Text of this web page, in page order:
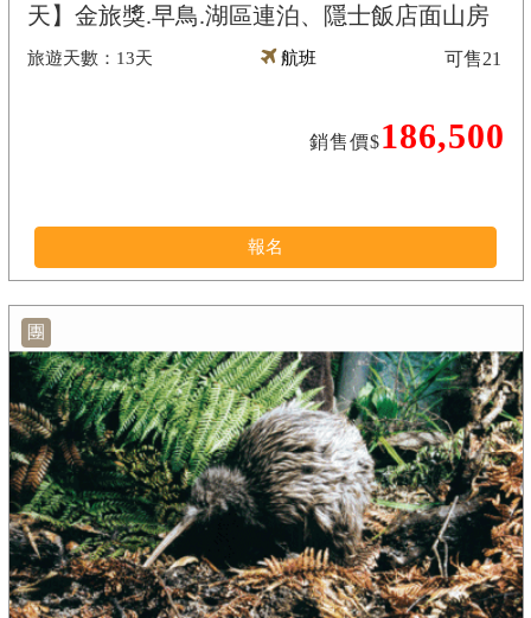
天】金旅獎.早鳥.湖區連泊、隱士飯店面山房
13天 航班
銷售價$186,500
可售21
報名
團